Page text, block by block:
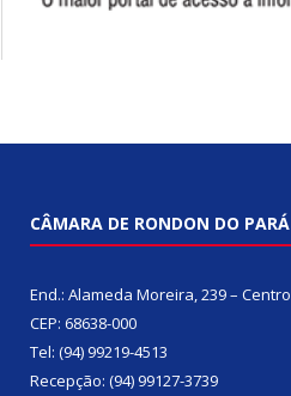
CÂMARA DE RONDON DO PARÁ
End.: Alameda Moreira, 239 – Centro
CEP: 68638-000
Tel: (94) 99219-4513
Recepção: (94) 99127-3739